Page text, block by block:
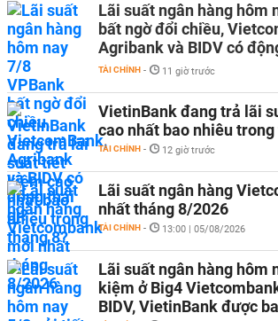
Lãi suất ngân hàng hôm
bất ngờ đổi chiều,
Agribank và BIDV có
TÀI CHÍNH - 11 giờ trước
VietinBank đang trả lãi
cao nhất bao nhiêu trong
TÀI CHÍNH - 12 giờ trước
Lãi suất ngân hàng
nhất tháng 8/2026
TÀI CHÍNH - 13:00 | 05/08/2026
Lãi suất ngân hàng hôm
kiệm ở Big4
BIDV, VietinBank được